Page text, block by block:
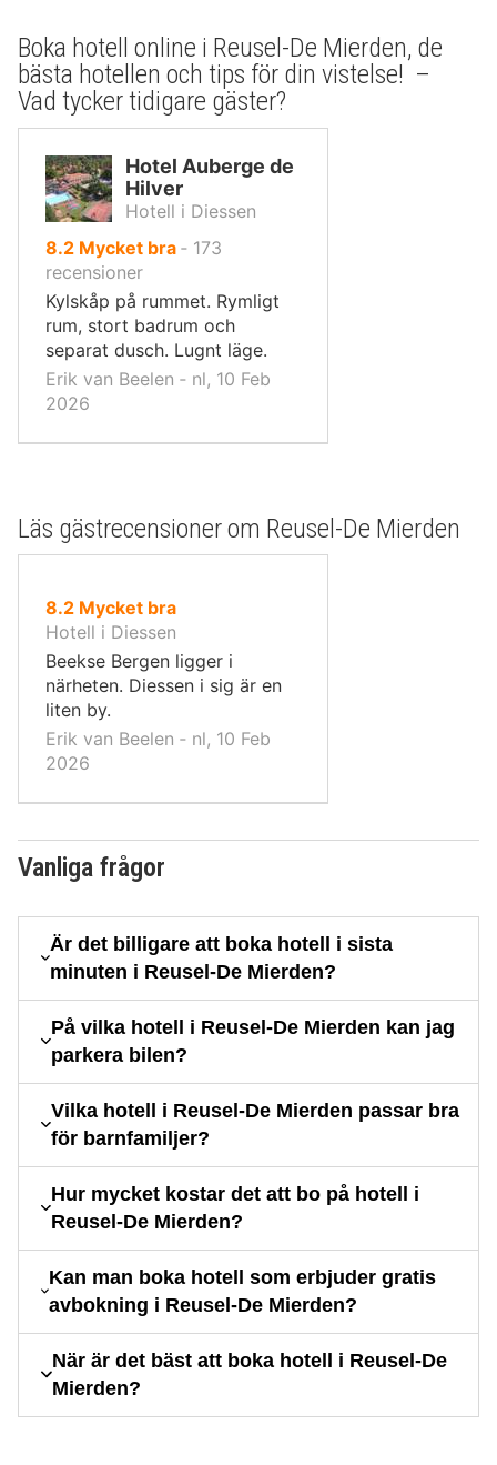
Boka hotell online i Reusel-De Mierden, de
bästa hotellen och tips för din vistelse! –
Vad tycker tidigare gäster?
Hotel Auberge de
Hilver
Hotell i Diessen
8.2 av
10,
Mycket bra ‐ 173
recensioner
Kylskåp på rummet. Rymligt
rum, stort badrum och
separat dusch. Lugnt läge.
Erik van Beelen ‐ nl, 10 Feb
2026
Läs gästrecensioner om Reusel-De Mierden
8.2 av
10,
Mycket bra
Hotell i Diessen
Beekse Bergen ligger i
närheten. Diessen i sig är en
liten by.
Erik van Beelen ‐ nl, 10 Feb
2026
Vanliga frågor
Är det billigare att boka hotell i sista
minuten i Reusel-De Mierden?
På vilka hotell i Reusel-De Mierden kan jag
parkera bilen?
Vilka hotell i Reusel-De Mierden passar bra
för barnfamiljer?
Hur mycket kostar det att bo på hotell i
Reusel-De Mierden?
Kan man boka hotell som erbjuder gratis
avbokning i Reusel-De Mierden?
När är det bäst att boka hotell i Reusel-De
Mierden?